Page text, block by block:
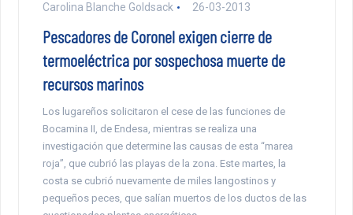
Carolina Blanche Goldsack 26-03-2013
Pescadores de Coronel exigen cierre de
termoeléctrica por sospechosa muerte de
recursos marinos
Los lugareños solicitaron el cese de las funciones de
Bocamina II, de Endesa, mientras se realiza una
investigación que determine las causas de esta “marea
roja”, que cubrió las playas de la zona. Este martes, la
costa se cubrió nuevamente de miles langostinos y
pequeños peces, que salían muertos de los ductos de las